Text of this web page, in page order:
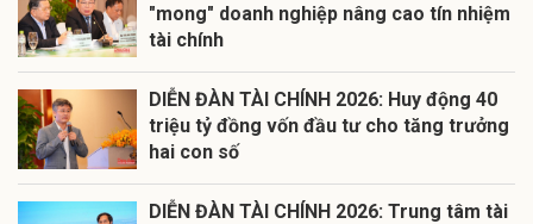
"mong" doanh nghiệp nâng cao tín nhiệm
tài chính
DIỄN ĐÀN TÀI CHÍNH 2026: Huy động 40
triệu tỷ đồng vốn đầu tư cho tăng trưởng
hai con số
DIỄN ĐÀN TÀI CHÍNH 2026: Trung tâm tài